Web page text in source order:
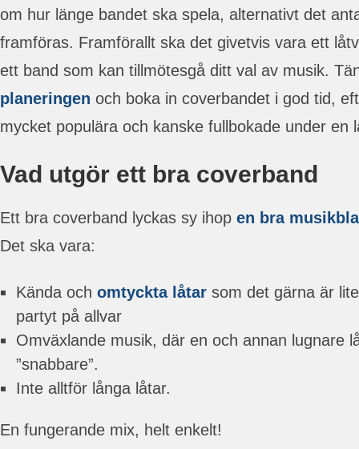
om hur länge bandet ska spela, alternativt det
framföras. Framförallt ska det givetvis vara ett
ett band som kan tillmötesgå ditt val av musik.
planeringen och boka in coverbandet i god tid,
mycket populära och kanske fullbokade under en
Vad utgör ett bra coverband
Ett bra coverband lyckas sy ihop en bra
Det ska vara:
Kända och omtyckta låtar som det gärna är
partyt på allvar
Omväxlande musik, där en och annan lugnare
”snabbare”.
Inte alltför långa låtar.
En fungerande mix, helt enkelt!